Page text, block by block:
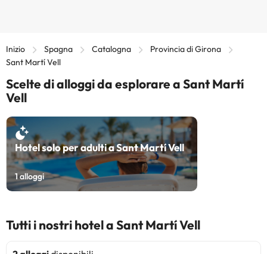
Inizio Spagna Catalogna
Provincia di Girona
Sant Martí Vell
Scelte di alloggi da esplorare a Sant Martí
Vell
Hotel solo per adulti a Sant Martí Vell
1alloggi
Tutti i nostri hotel a Sant Martí Vell